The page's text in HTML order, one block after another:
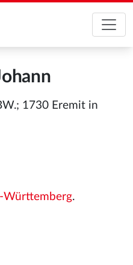
1730 Eremit in
Württemberg.